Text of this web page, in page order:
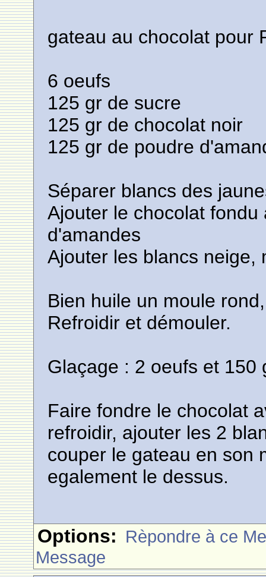
gateau au chocolat pour
6 oeufs
125 gr de sucre
125 gr de chocolat noir
125 gr de poudre
Séparer blancs des
Ajouter le chocolat
d'amandes
Ajouter les blancs neige,
Bien huile un moule
Refroidir et démouler.
Glaçage : 2 oeufs et 150
Faire fondre le chocolat
refroidir, ajouter les 2
couper le gateau en son
egalement le dessus.
Options: Rèpondre à ce
Message